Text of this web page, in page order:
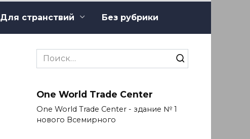
Для странствий Без рубрики
Search
for:
One World Trade Center
One World Trade Center - здание № 1
нового Всемирного